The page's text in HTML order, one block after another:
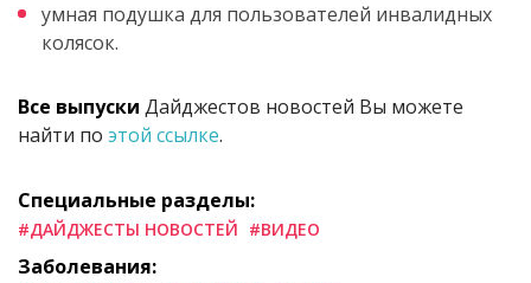
умная подушка для пользователей инвалидных
колясок.
Все выпуски Дайджестов новостей Вы можете
найти по этой ссылке.
Специальные разделы:
#ДАЙДЖЕСТЫ НОВОСТЕЙ #ВИДЕО
Заболевания: